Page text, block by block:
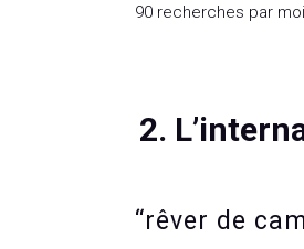
90 recherches par
2.
“rêver de